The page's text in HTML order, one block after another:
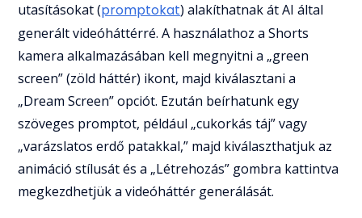
utasításokat (promptokat) alakíthatnak át AI által
generált videóháttérré. A használathoz a Shorts
kamera alkalmazásában kell megnyitni a „green
screen” (zöld háttér) ikont, majd kiválasztani a
„Dream Screen” opciót. Ezután beírhatunk egy
szöveges promptot, például „cukorkás táj” vagy
„varázslatos erdő patakkal,” majd kiválaszthatjuk az
animáció stílusát és a „Létrehozás” gombra kattintva
megkezdhetjük a videóháttér generálását.